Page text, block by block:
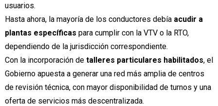
usuarios.
Hasta ahora, la mayoría de los conductores debía acudir a
plantas específicas para cumplir con la VTV o la RTO,
dependiendo de la jurisdicción correspondiente.
Con la incorporación de talleres particulares habilitados, el
Gobierno apuesta a generar una red más amplia de centros
de revisión técnica, con mayor disponibilidad de turnos y una
oferta de servicios más descentralizada.